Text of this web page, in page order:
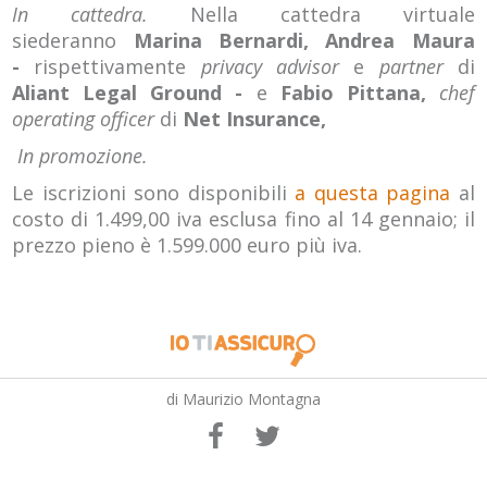
In cattedra. Nella cattedra virtuale
siederanno Marina Bernardi, Andrea Maura
- rispettivamente privacy advisor e partner di
Aliant Legal Ground - e Fabio Pittana, chef
operating officerdi Net Insurance,
In promozione.
Le iscrizioni sono disponibili a questa pagina al
costo di 1.499,00 iva esclusa fino al 14 gennaio; il
prezzo pieno è 1.599.000 euro più iva.
di Maurizio Montagna